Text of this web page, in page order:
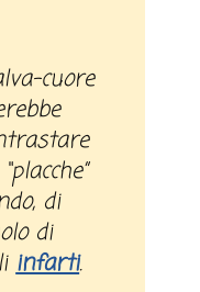
cuore
di
di
infarti.